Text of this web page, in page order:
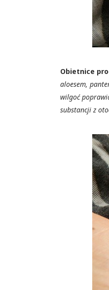
Obietnice
aloesem,
wilgoć
substancji z